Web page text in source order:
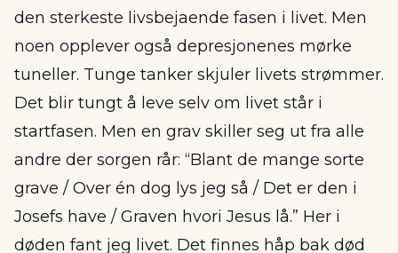
den sterkeste livsbejaende fasen i livet. Men
noen opplever også depresjonenes mørke
tuneller. Tunge tanker skjuler livets strømmer.
Det blir tungt å leve selv om livet står i
startfasen. Men en grav skiller seg ut fra alle
andre der sorgen rår: “Blant de mange sorte
grave / Over én dog lys jeg så / Det er den i
Josefs have / Graven hvori Jesus lå.” Her i
døden fant jeg livet. Det finnes håp bak død